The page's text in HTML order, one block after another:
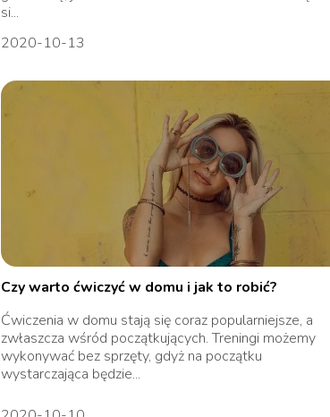
si...
2020-10-13
Czy warto ćwiczyć w domu i jak to robić?
Ćwiczenia w domu stają się coraz popularniejsze, a
zwłaszcza wśród początkujących. Treningi możemy
wykonywać bez sprzęty, gdyż na początku
wystarczająca będzie...